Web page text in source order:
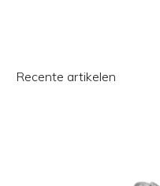
Recente artikelen